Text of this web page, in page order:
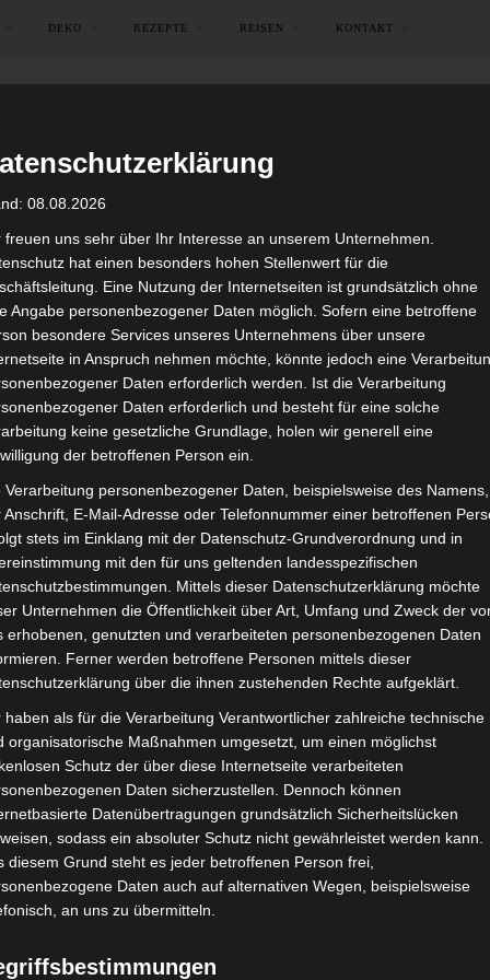
DEKO REZEPTE REISEN KONTAKT
DEKO DEKORATIONEN JUNGENZIMMER SCHLAFZIMMER
Motive für das
von PIXERS *Werbung*
13. Dezember 2016
Hej meine Lieben,
Euch einen schönen, gemütlichen und besinnlichen 3.
nur im Wohnzimmer winterlich kuschelig, sondern auch in
und Kissen zieht Gemütlichkeit ein, nur die Wände waren bis
eine Anfrage vonPIXERS-LIFE IS NOWerreichte, kam diese
direkt zwei winterliche Print-Motive gefunden, die mich
habe ich mich für ein Rentier-Motiv auf Leinwand
08.08.2026
freuen uns sehr über Ihr Interesse an unserem Unternehmen.
hat einen besonders hohen Stellenwert für die
Eine Nutzung der Internetseiten ist grundsätzlich ohne
Angabe personenbezogener Daten möglich. Sofern eine betroffene
besondere Services unseres Unternehmens über unsere
in Anspruch nehmen möchte, könnte jedoch eine
Daten erforderlich werden. Ist die Verarbeitung
Daten erforderlich und besteht für eine solche
keine gesetzliche Grundlage, holen wir generell eine
der betroffenen Person ein.
Verarbeitung personenbezogener Daten, beispielsweise des Namens,
Anschrift, E-Mail-Adresse oder Telefonnummer einer betroffenen
stets im Einklang mit der Datenschutz-Grundverordnung und in
mit den für uns geltenden landesspezifischen
Mittels dieser Datenschutzerklärung möchte
Unternehmen die Öffentlichkeit über Art, Umfang und Zweck der
erhobenen, genutzten und verarbeiteten personenbezogenen Daten
Ferner werden betroffene Personen mittels dieser
über die ihnen zustehenden Rechte aufgeklärt.
haben als für die Verarbeitung Verantwortlicher zahlreiche technische
organisatorische Maßnahmen umgesetzt, um einen möglichst
Schutz der über diese Internetseite verarbeiteten
Daten sicherzustellen. Dennoch können
Datenübertragungen grundsätzlich Sicherheitslücken
sodass ein absoluter Schutz nicht gewährleistet werden kann.
diesem Grund steht es jeder betroffenen Person frei,
Daten auch auf alternativen Wegen, beispielsweise
an uns zu übermitteln.